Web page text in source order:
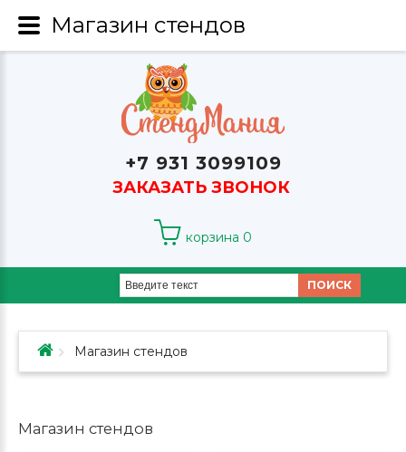
+7 931 3099109
ЗАКАЗАТЬ ЗВОНОК
корзина 0
ПОИСК
Магазин стендов
Магазин стендов
Магазин стендов